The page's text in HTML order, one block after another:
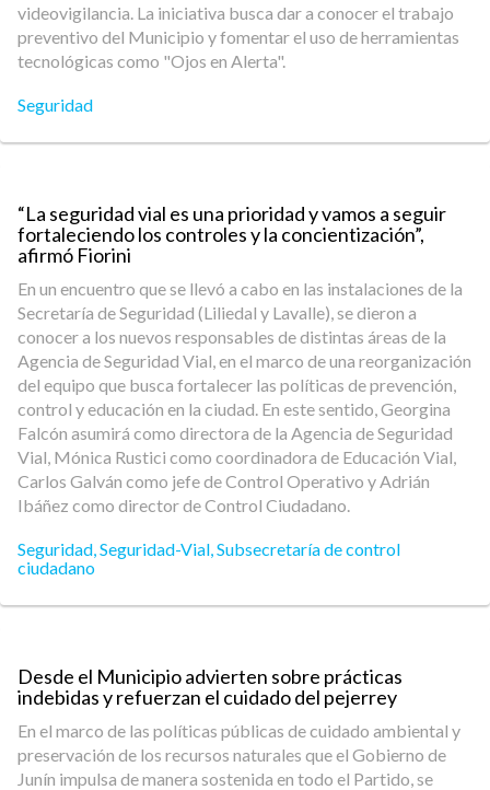
videovigilancia. La iniciativa busca dar a conocer el trabajo
preventivo del Municipio y fomentar el uso de herramientas
tecnológicas como "Ojos en Alerta".
Seguridad
“La seguridad vial es una prioridad y vamos a seguir
fortaleciendo los controles y la concientización”,
afirmó Fiorini
En un encuentro que se llevó a cabo en las instalaciones de la
Secretaría de Seguridad (Liliedal y Lavalle), se dieron a
conocer a los nuevos responsables de distintas áreas de la
Agencia de Seguridad Vial, en el marco de una reorganización
del equipo que busca fortalecer las políticas de prevención,
control y educación en la ciudad. En este sentido, Georgina
Falcón asumirá como directora de la Agencia de Seguridad
Vial, Mónica Rustici como coordinadora de Educación Vial,
Carlos Galván como jefe de Control Operativo y Adrián
Ibáñez como director de Control Ciudadano.
Seguridad,Seguridad-Vial,Subsecretaría de control
ciudadano
Desde el Municipio advierten sobre prácticas
indebidas y refuerzan el cuidado del pejerrey
En el marco de las políticas públicas de cuidado ambiental y
preservación de los recursos naturales que el Gobierno de
Junín impulsa de manera sostenida en todo el Partido, se